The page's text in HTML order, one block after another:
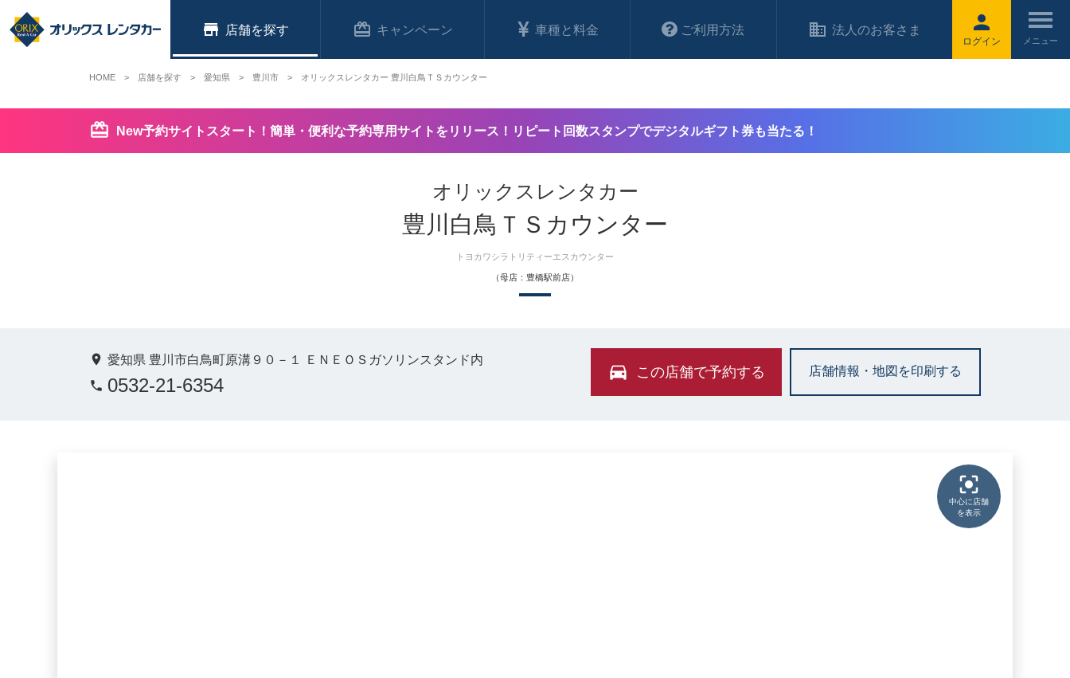
ログイン
店舗 キャンペーン 車種と料金 ご利用方法 法人のお客さま
New予約サイトスタート！簡単・便利な予約専用サイトをリリース！リピート回数スタンプでデジタルギフト券も当たる！
オリックスレンタカー
豊川白鳥ＴＳカウンター
トヨカワシラトリティーエスカウンター
（母店：豊橋駅前店）
愛知県 豊川市白鳥町原溝９０－１ ＥＮＥＯＳガソリンスタンド内
0532-21-6354
この店舗で予約する 店舗情報・地図を印刷する
中心に店舗
を表示
HOME 店舗を探す 愛知県 豊川市 オリックスレンタカー 豊川白鳥ＴＳカウンター